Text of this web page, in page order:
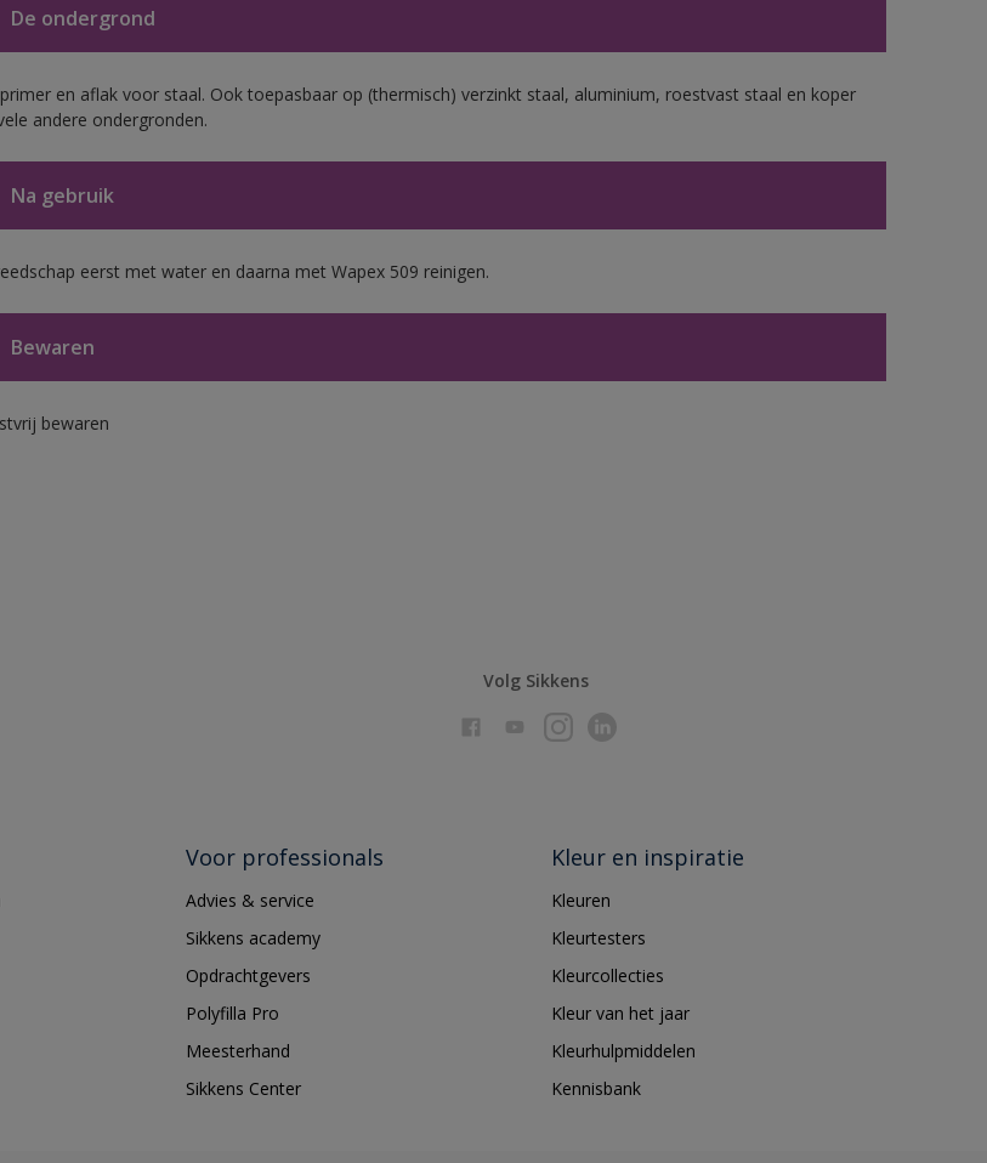
De ondergrond
en aflak voor staal. Ook toepasbaar op (thermisch) verzinkt staal, aluminium, roestvast staal en koper
andere ondergronden.
Na gebruik
eerst met water en daarna met Wapex 509 reinigen.
Bewaren
bewaren
Volg Sikkens
Voor professionals
Advies & service
Sikkens academy
Opdrachtgevers
Polyfilla Pro
Meesterhand
Sikkens Center
Kleur en inspiratie
Kleuren
Kleurtesters
Kleurcollecties
Kleur van het jaar
Kleurhulpmiddelen
Kennisbank